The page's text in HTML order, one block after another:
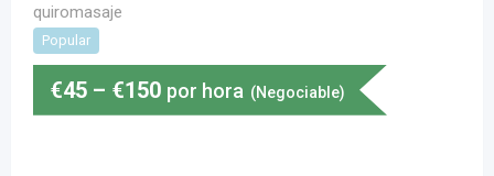
quiromasaje
Popular
€45 – €150 por hora (Negociable)